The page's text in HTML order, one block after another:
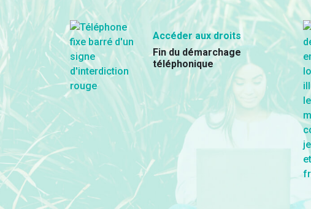
Accéder aux droits
Fin du démarchage
téléphonique